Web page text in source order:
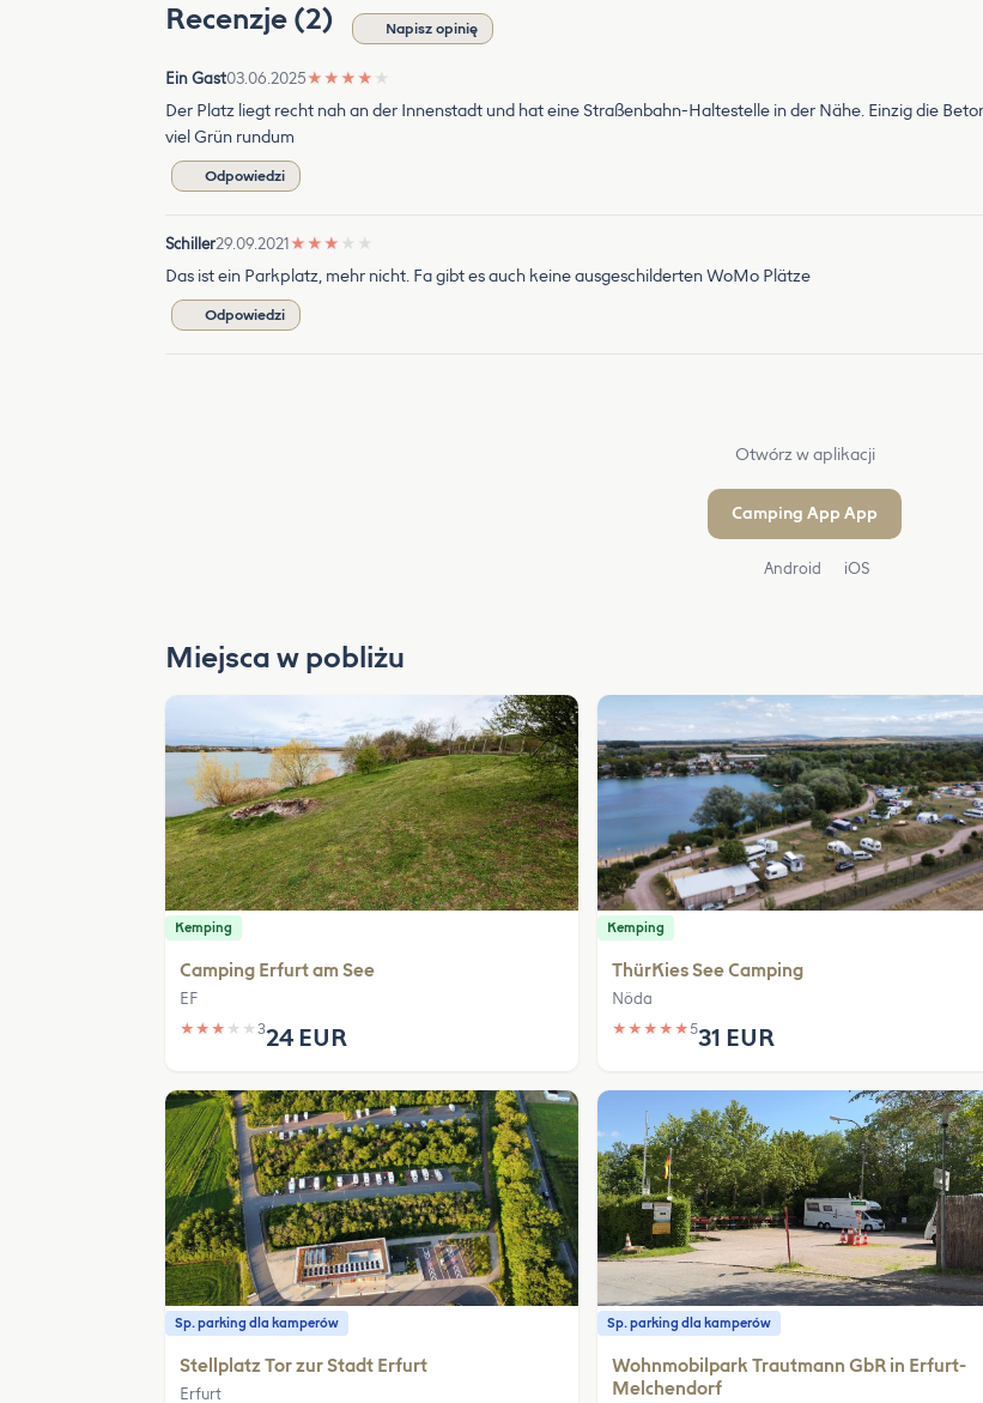
Recenzje (2) Napisz opinię
Ein Gast03.06.2025★ ★ ★ ★ ★
Der Platz liegt recht nah an der Innenstadt und hat eine Straßenbahn-Haltestelle in der Nähe. Einzig die
viel Grün rundum
Odpowiedzi
Schiller29.09.2021 ★ ★ ★ ★ ★
Das ist ein Parkplatz, mehr nicht. Fa gibt es auch keine ausgeschilderten WoMo Plätze
Odpowiedzi
Otwórz w aplikacji
Camping App App
Android iOS
Miejsca w pobliżu
Kemping
Camping Erfurt am See
EF
★ ★ ★ ★ ★ 324 EUR
Kemping
ThürKies See Camping
Nöda
★ ★ ★ ★ ★531 EUR
Sp. parking dla kamperów
Stellplatz Tor zur Stadt Erfurt
Erfurt
Sp. parking dla kamperów
Wohnmobilpark Trautmann GbR in Erfurt-
Melchendorf